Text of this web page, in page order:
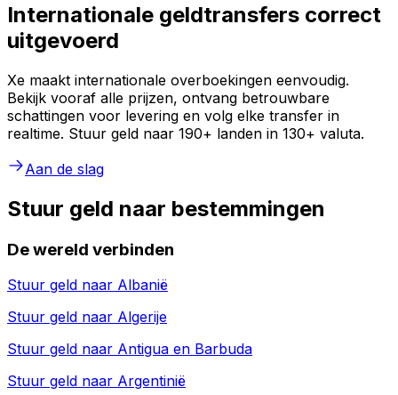
Internationale geldtransfers correct
uitgevoerd
Xe maakt internationale overboekingen eenvoudig.
Bekijk vooraf alle prijzen, ontvang betrouwbare
schattingen voor levering en volg elke transfer in
realtime. Stuur geld naar 190+ landen in 130+ valuta.
Aan de slag
Stuur geld naar bestemmingen
De wereld verbinden
Stuur geld naar Albanië
Stuur geld naar Algerije
Stuur geld naar Antigua en Barbuda
Stuur geld naar Argentinië